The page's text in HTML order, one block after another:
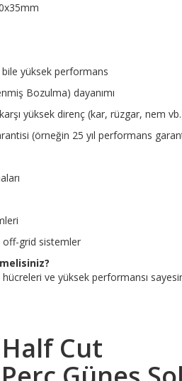
bile yüksek performans
Bozulma) dayanımı
yüksek direnç (kar, rüzgar, nem
(örneğin 25 yıl performans
off-grid sistemler
hücreleri ve yüksek performansı
Cut